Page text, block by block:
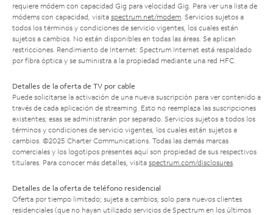
requiere módem con capacidad Gig para velocidad Gig. Para ver una lista de
módems con capacidad, visita spectrum.net/modem . Servicios sujetos a
todos los términos y condiciones de servicio vigentes, los cuales están
sujetos a cambios. No están disponibles en todas las áreas. Se aplican
restricciones. Rendimiento de Internet: Spectrum Internet está respaldado
por fibra óptica y se suministra a la propiedad mediante una red HFC.
Detalles de la oferta de TV por cable
Puede solicitarse la activación de una nueva suscripción para ver contenido a
través de cada aplicación de streaming. Esto no reemplaza las suscripciones
existentes; esas se administrarán por separado. Servicios sujetos a todos los
términos y condiciones de servicio vigentes, los cuales están sujetos a
cambios. ©2025 Charter Communications. Todas las demás marcas
comerciales y los logotipos presentes aquí son propiedad de sus respectivos
titulares. Para conocer más detalles, visita spectrum.com/disclosures
Detalles de la oferta de teléfono residencial
Oferta por tiempo limitado; sujeta a cambios; solo para nuevos clientes
residenciales (que no hayan utilizado servicios de Spectrum en los últimos